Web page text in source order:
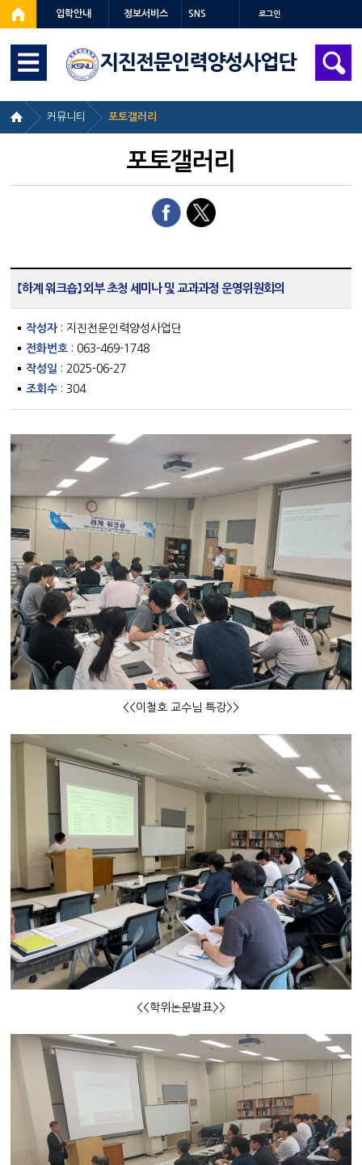
입학안내 정보서비스 SNS 로그인
지진전문인력양성사업단
커뮤니티 포토갤러리
포토갤러리
【하계 워크숍】 외부 초청 세미나 및 교과과정 운영위원회의
작성자: 지진전문인력양성사업단
전화번호: 063-469-1748
작성일 : 2025-06-27
조회수: 304
<<이철호 교수님 특강>>
<<학위논문발표>>